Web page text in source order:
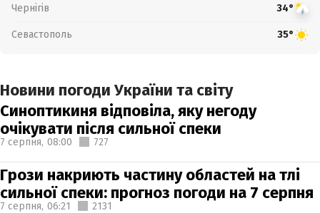
Чернігів 34°
Севастополь 35°
Новини погоди України та світу
Синоптикиня відповіла, яку негоду
очікувати після сильної спеки
7 серпня, 08:00 727
Грози накриють частину областей на тлі
сильної спеки: прогноз погоди на 7 серпня
7 серпня, 06:21 2131